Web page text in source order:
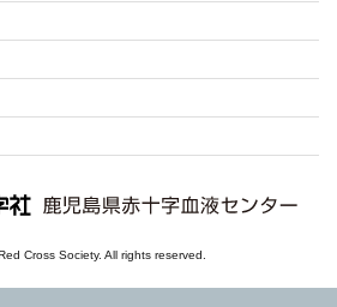
Cross Society. All rights reserved.